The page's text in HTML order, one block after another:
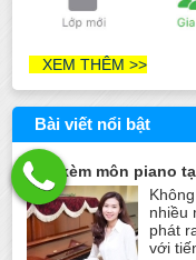
XEM THÊM >>
Bài viết nổi bật
Dạy kèm môn piano
nhiều
phát
với